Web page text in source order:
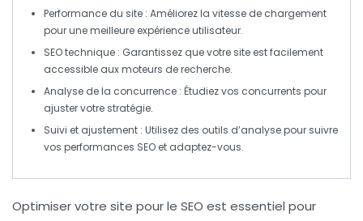
Performance du site : Améliorez la vitesse de chargement
pour une meilleure expérience utilisateur.
SEO technique : Garantissez que votre site est facilement
accessible aux moteurs de recherche.
Analyse de la concurrence : Étudiez vos concurrents pour
ajuster votre stratégie.
Suivi et ajustement : Utilisez des outils d’analyse pour suivre
vos performances SEO et adaptez-vous.
Optimiser votre site pour le SEO est essentiel pour